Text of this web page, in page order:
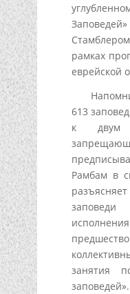
рамках
еврейской
613
к двум
Рамбам в
занятия